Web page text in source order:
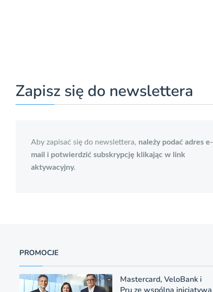
Zapisz się do newslettera
Aby zapisać się do newslettera, należy podać adres e-
mail i potwierdzić subskrypcję klikając w link
aktywacyjny.
PROMOCJE
Mastercard, VeloBank i